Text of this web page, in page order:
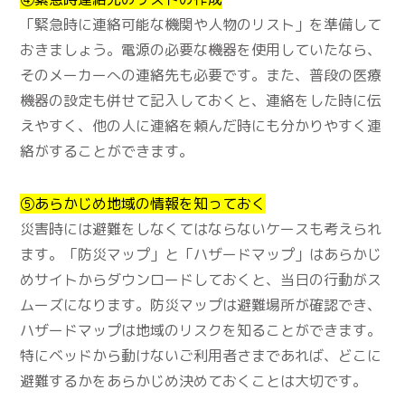
「緊急時に連絡可能な機関や人物のリスト」を準備して
おきましょう。電源の必要な機器を使用していたなら、
そのメーカーへの連絡先も必要です。また、普段の医療
機器の設定も併せて記入しておくと、連絡をした時に伝
えやすく、他の人に連絡を頼んだ時にも分かりやすく連
絡がすることができます。
⑤あらかじめ地域の情報を知っておく
災害時には避難をしなくてはならないケースも考えられ
ます。「防災マップ」と「ハザードマップ」はあらかじ
めサイトからダウンロードしておくと、当日の行動がス
ムーズになります。防災マップは避難場所が確認でき、
ハザードマップは地域のリスクを知ることができます。
特にベッドから動けないご利用者さまであれば、どこに
避難するかをあらかじめ決めておくことは大切です。